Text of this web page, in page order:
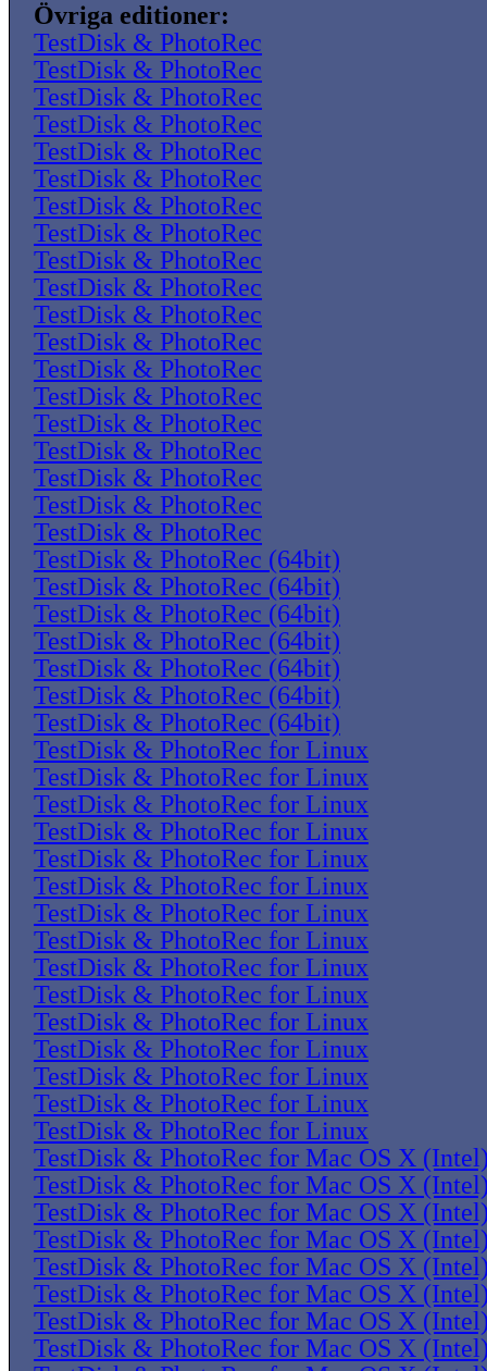
Övriga editioner:
TestDisk & PhotoRec
TestDisk & PhotoRec
TestDisk & PhotoRec
TestDisk & PhotoRec
TestDisk & PhotoRec
TestDisk & PhotoRec
TestDisk & PhotoRec
TestDisk & PhotoRec
TestDisk & PhotoRec
TestDisk & PhotoRec
TestDisk & PhotoRec
TestDisk & PhotoRec
TestDisk & PhotoRec
TestDisk & PhotoRec
TestDisk & PhotoRec
TestDisk & PhotoRec
TestDisk & PhotoRec
TestDisk & PhotoRec
TestDisk & PhotoRec
TestDisk & PhotoRec (64bit)
TestDisk & PhotoRec (64bit)
TestDisk & PhotoRec (64bit)
TestDisk & PhotoRec (64bit)
TestDisk & PhotoRec (64bit)
TestDisk & PhotoRec (64bit)
TestDisk & PhotoRec (64bit)
TestDisk & PhotoRec for Linux
TestDisk & PhotoRec for Linux
TestDisk & PhotoRec for Linux
TestDisk & PhotoRec for Linux
TestDisk & PhotoRec for Linux
TestDisk & PhotoRec for Linux
TestDisk & PhotoRec for Linux
TestDisk & PhotoRec for Linux
TestDisk & PhotoRec for Linux
TestDisk & PhotoRec for Linux
TestDisk & PhotoRec for Linux
TestDisk & PhotoRec for Linux
TestDisk & PhotoRec for Linux
TestDisk & PhotoRec for Linux
TestDisk & PhotoRec for Linux
TestDisk & PhotoRec for Mac OS X
TestDisk & PhotoRec for Mac OS X
TestDisk & PhotoRec for Mac OS X
TestDisk & PhotoRec for Mac OS X
TestDisk & PhotoRec for Mac OS X
TestDisk & PhotoRec for Mac OS X
TestDisk & PhotoRec for Mac OS X
TestDisk & PhotoRec for Mac OS X